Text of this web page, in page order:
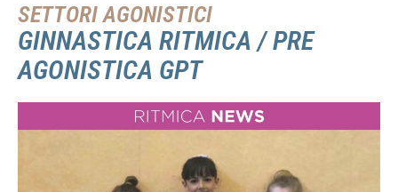
SETTORI AGONISTICI
GINNASTICA RITMICA / PRE
AGONISTICA GPT